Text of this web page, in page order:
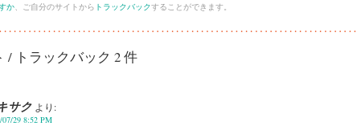
か、ご自分のサイトから トラックバックすることができます。
/ トラックバック 2 件
サク より:
07/29 8:52 PM